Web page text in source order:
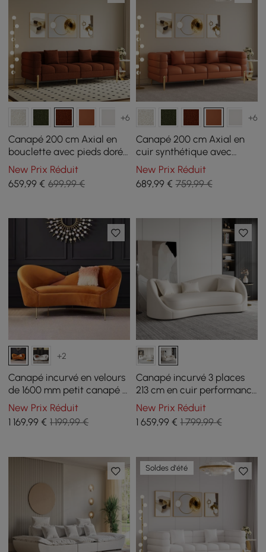
+6
Canapé 200 cm Axial en
bouclette avec pieds dorés
et coussins
New Prix Réduit
659,99 € 699,99 €
+6
Canapé 200 cm Axial en
cuir synthétique avec
pieds dorés et coussins
New Prix Réduit
689,99€ 759,99 €
+2
Canapé incurvé en velours
de 1600 mm petit canapé 3
places avec rembourrage
arrière incurvé en orange
New Prix Réduit
1 169,99 € 1 199,99 €
Canapé incurvé 3 places
213 cm en cuir performance
avec coussins
New Prix Réduit
1 659,99€ 1 799,99 €
Soldes d'été